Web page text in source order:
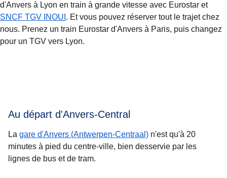
d'Anvers à Lyon en train à grande vitesse avec Eurostar et
SNCF TGV INOUI . Et vous pouvez réserver tout le trajet chez
nous. Prenez un train Eurostar d'Anvers à Paris, puis changez
pour un TGV vers Lyon.
Au départ d'Anvers-Central
La gare d'Anvers (Antwerpen-Centraal) n'est qu'à 20
minutes à pied du centre-ville, bien desservie par les
lignes de bus et de tram.